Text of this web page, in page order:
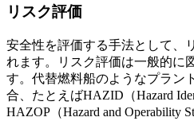
リスク評価
安全性を評価する手法として、
れます。リスク評価は一般的に
す。代替燃料船のようなプラン
合、たとえばHAZID（Hazard
HAZOP（Hazard and Operability